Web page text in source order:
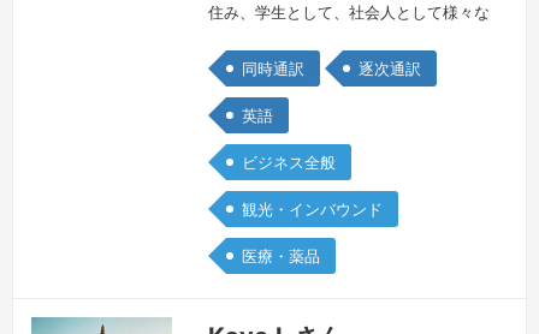
住み、学生として、社会人として様々な
リカでは、大学院に通い、卒業後人材斡
旋会社に勤務し、日本では製薬会社とイ
ンターナショナルスクールで働いており
ました。また、イギリスではビジネスを
立ち上げ、ネイルサロン経営をしており
ました。こういった様々な経験を通し
て、自分自身が、人と人をつないだり、
同時通訳 逐次通訳
英語
ビジネス全般
観光・インバウンド
医療・薬品